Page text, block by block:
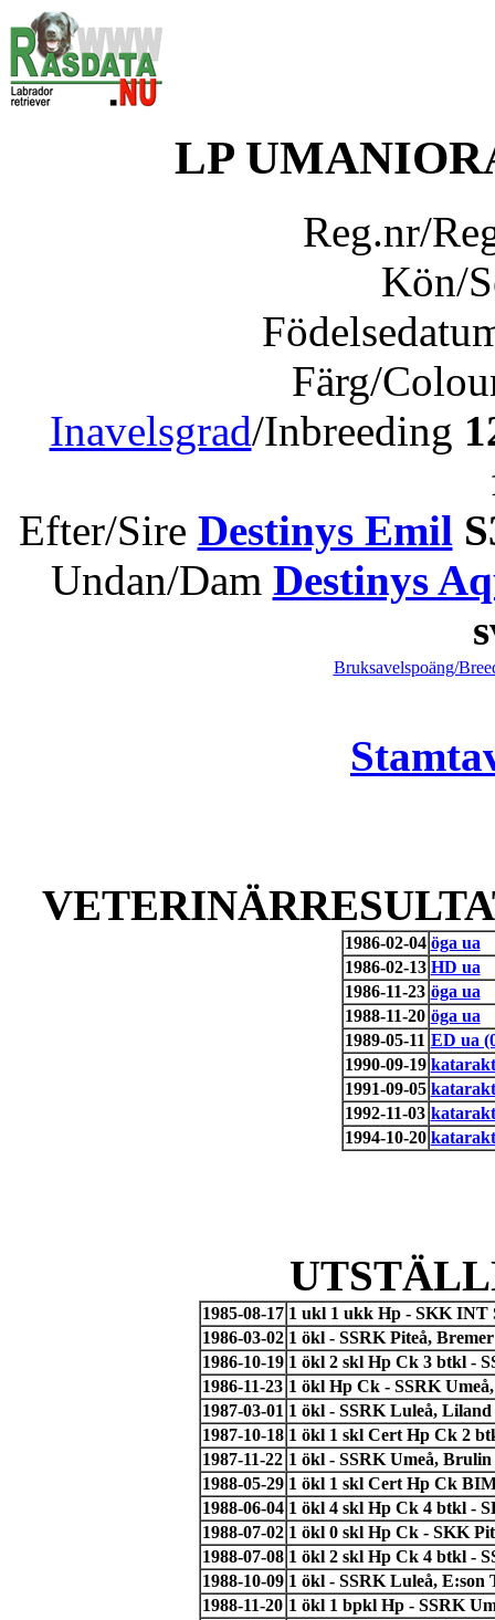
LP
Reg.nr/
Kön/
Färg/
Inavelsgrad/Inbreeding
Efter/Sire Destinys Emil
Undan/Dam Destinys
Bruksavelspoäng/
1986-02-04 öga ua
1986-02-13 HD ua
1986-11-23 öga ua
1988-11-20 öga ua
1989-05-11 ED ua
1990-09-19
1991-09-05
1992-11-03
1994-10-20
1985-08-17 1 ukl 1 ukk Hp - SKK INT
1986-03-02 1 ökl - SSRK Piteå,
1986-10-19 1 ökl 2 skl Hp Ck 3 btkl -
1986-11-23 1 ökl Hp Ck - SSRK
1987-03-01 1 ökl - SSRK Luleå, Liland
1987-10-18 1 ökl 1 skl Cert Hp Ck 2
1987-11-22 1 ökl - SSRK Umeå,
1988-05-29 1 ökl 1 skl Cert Hp Ck
1988-06-04 1 ökl 4 skl Hp Ck 4 btkl -
1988-07-02 1 ökl 0 skl Hp Ck - SKK
1988-07-08 1 ökl 2 skl Hp Ck 4 btkl -
1988-10-09 1 ökl - SSRK Luleå, E:son
1988-11-20 1 ökl 1 bpkl Hp - SSRK